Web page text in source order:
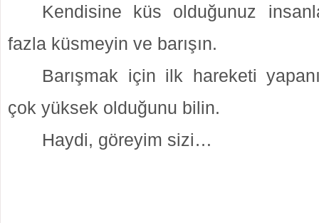
Kendisine küs olduğunuz
fazla küsmeyin ve barışın.
Barışmak için ilk hareketi
çok yüksek olduğunu bilin.
Haydi, göreyim sizi…